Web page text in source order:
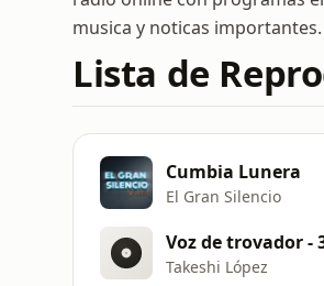
musica y noticas
Lista de
Cumbia Lunera
El Gran Silencio
Voz de trovador -
Takeshi López